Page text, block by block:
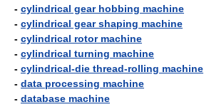
- cylindrical gear hobbing machine
- cylindrical gear shaping machine
- cylindrical rotor machine
- cylindrical turning machine
- cylindrical-die thread-rolling machine
- data processing machine
- database machine